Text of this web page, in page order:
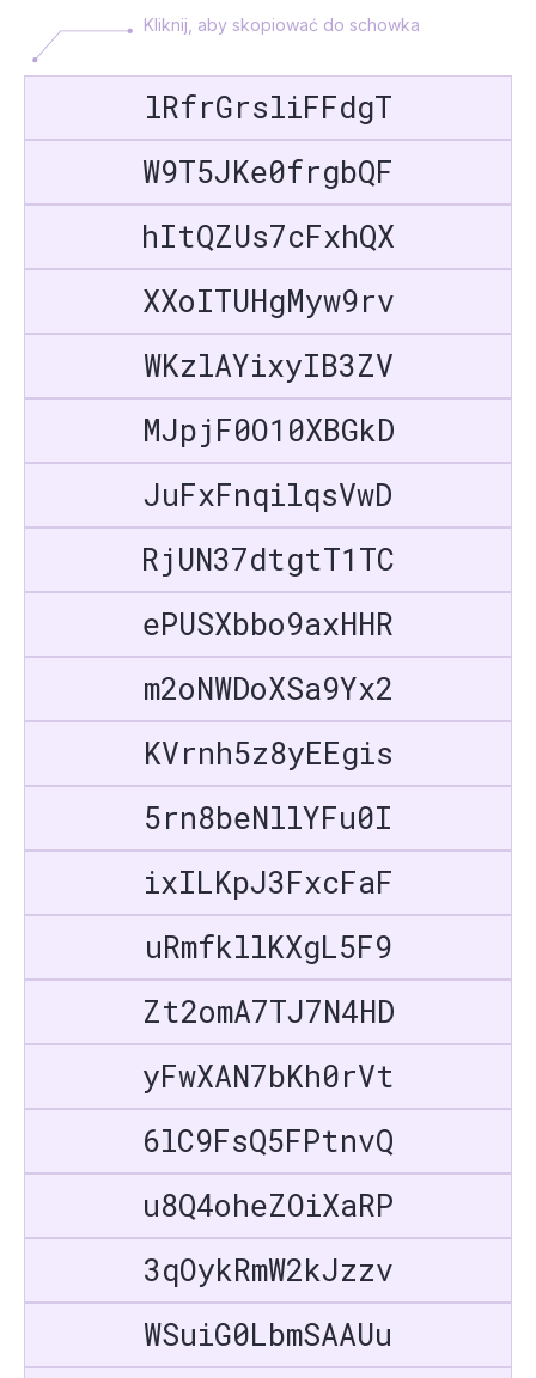
Kliknij, aby skopiować do schowka
lRfrGrsliFFdgT
W9T5JKe0frgbQF
hItQZUs7cFxhQX
XXoITUHgMyw9rv
WKzlAYixyIB3ZV
MJpjF0O10XBGkD
JuFxFnqilqsVwD
RjUN37dtgtT1TC
ePUSXbbo9axHHR
m2oNWDoXSa9Yx2
KVrnh5z8yEEgis
5rn8beNllYFu0I
ixILKpJ3FxcFaF
uRmfkllKXgL5F9
Zt2omA7TJ7N4HD
yFwXAN7bKh0rVt
6lC9FsQ5FPtnvQ
u8Q4oheZOiXaRP
3qOykRmW2kJzzv
WSuiG0LbmSAAUu